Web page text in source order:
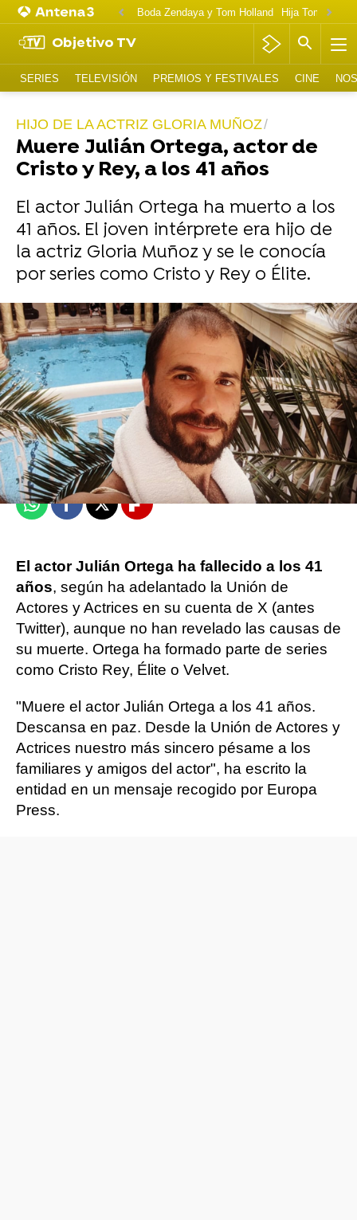
Boda Zendaya y Tom Holland Hija Tom
Objetivo TV
SERIES TELEVISIÓN PREMIOS Y FESTIVALES CINE
HIJO DE LA ACTRIZ GLORIA MUÑOZ
Muere Julián Ortega, actor de
Cristo y Rey, a los 41 años
El actor Julián Ortega ha muerto a los
41 años. El joven intérprete era hijo de
la actriz Gloria Muñoz y se le conocía
por series como Cristo y Rey o Élite.
Foto: Instagram Julián Ortega
Europa Press
Publicado:27 de agosto de 2024, 10:38
WhatsappFacebook
X Flipboard
El actor Julián Ortega ha fallecido a los 41
años, según ha adelantado la Unión de
Actores y Actrices en su cuenta de X (antes
Twitter), aunque no han revelado las causas de
su muerte. Ortega ha formado parte de series
como Cristo Rey, Élite o Velvet.
"Muere el actor Julián Ortega a los 41 años.
Descansa en paz. Desde la Unión de Actores y
Actrices nuestro más sincero pésame a los
familiares y amigos del actor", ha escrito la
entidad en un mensaje recogido por Europa
Press.